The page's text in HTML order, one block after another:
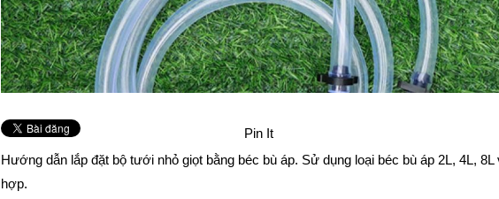
Pin It
Hướng dẫn lắp đặt bộ tưới nhỏ giọt bằng béc bù áp. Sử dụng loại béc bù áp 2L, 4L,
hợp.